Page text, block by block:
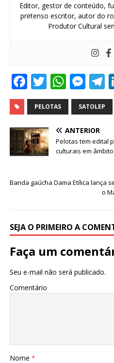
Editor, gestor de conteúdo,
pretenso escritor, autor do
Produtor Cultural
F
a
c
e
b
o
k
T
w
it
te
r
W
h
at
s
A
p
M
e
ss
e
n
g
e
r
T
e
PELOTAS SATOLEP
ANTERIOR
Pelotas tem edital
culturais em
Banda gaúcha Dama Etílica lança
o
SEJA O PRIMEIRO A
Faça um
Seu e-mail não será publicado.
Comentário
Nome *